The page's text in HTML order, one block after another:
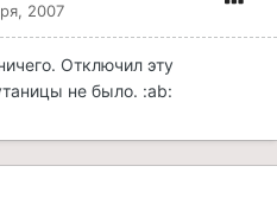
2007
Отключил эту
не было. :ab: